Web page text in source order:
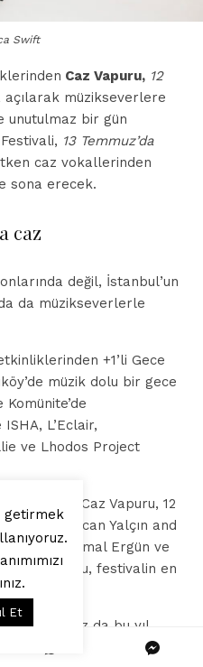
Swift
Caz Vapuru, 12
açılarak müzikseverlere
unutulmaz bir gün
13 Temmuz’da
caz vokallerinden
sona erecek.
caz
değil, İstanbul’un
da müzikseverlerle
+1’li Gece
müzik dolu bir gece
L’Eclair,
ve Lhodos Project
Caz Vapuru, 12
Kamucan Yalçın and
feat. Kemal Ergün ve
yolculuğu, festivalin en
Caz da bu yıl
olacak. Genç Caz+
getirmek
Et